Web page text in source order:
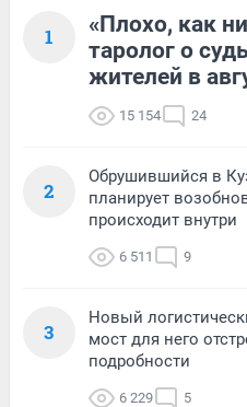
1
«Плохо, как
таролог о
жителей в
15 154 24
2
Обрушившийся в
планирует
происходит внутри
6 511 9
3
Новый
мост для него
подробности
6 229 5